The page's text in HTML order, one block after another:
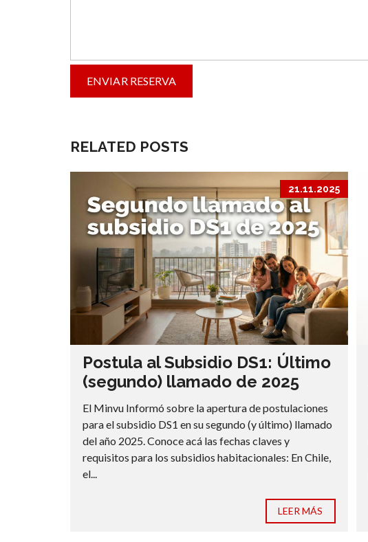
RELATED POSTS
21.11.2025
Postula al Subsidio DS1: Último
(segundo) llamado de 2025
El Minvu Informó sobre la apertura de postulaciones
para el subsidio DS1 en su segundo (y último) llamado
del año 2025. Conoce acá las fechas claves y
requisitos para los subsidios habitacionales: En Chile,
el...
LEER MÁS